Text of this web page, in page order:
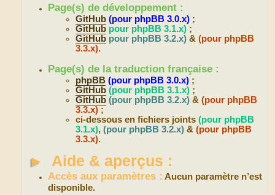
Page(s) de développement :
GitHub (pour phpBB 3.0.x);
GitHub pour phpBB 3.1.x);
GitHub pour phpBB 3.2.x)& (pour phpBB
3.3.x).
Page(s) de la traduction française :
phpBB (pour phpBB 3.0.x);
GitHub (pour phpBB 3.1.x);
GitHub (pour phpBB 3.2.x)& (pour phpBB
3.3.x);
ci-dessous en fichiers joints (pour phpBB
3.1.x), (pour phpBB 3.2.x)& (pour phpBB
3.3.x).
► Aide & aperçus :
Accès aux paramètres : Aucun paramètre n’est
disponible.